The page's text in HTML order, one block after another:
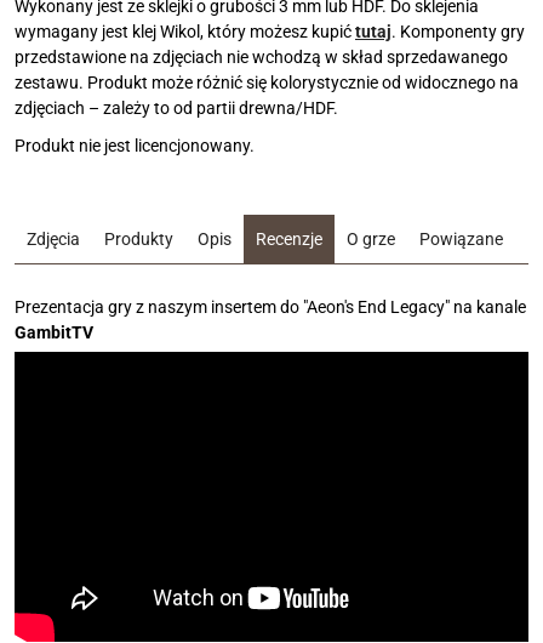
Wykonany jest ze sklejki o grubości 3 mm lub HDF. Do sklejenia
wymagany jest klej Wikol, który możesz kupićtutaj. Komponenty gry
przedstawione na zdjęciach nie wchodzą w skład sprzedawanego
zestawu. Produkt może różnić się kolorystycznie od widocznego na
zdjęciach – zależy to od partii drewna/HDF.
Produkt nie jest licencjonowany.
Zdjęcia Produkty Opis Recenzje O grze Powiązane
Prezentacja gry z naszym insertem do "Aeon's End Legacy" na kanale
GambitTV